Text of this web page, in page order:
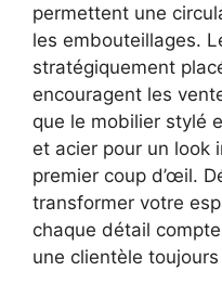
permettent une
les embouteillages.
stratégiquement
encouragent les
que le mobilier stylé
et acier pour un look
premier coup d’œil.
transformer votre
chaque détail
une clientèle